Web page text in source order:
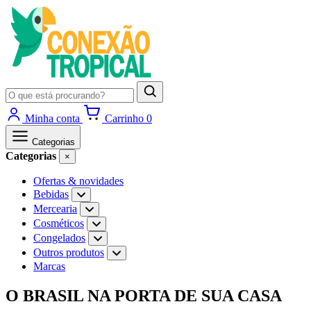
Pesquisar
produtos
Minha conta
Carrinho 0
Categorias
Categorias ×
Ofertas & novidades
Bebidas
Abrir
subcategorias
de
Bebidas
Mercearia
Abrir
subcategorias
de
Mercearia
Cosméticos
Abrir
subcategorias
de
Cosméticos
Congelados
Abrir
subcategorias
de
Outros produtos
Abrir
subcategorias
produtos
Marcas
Ir
para
O BRASIL NA PORTA DE SUA CASA